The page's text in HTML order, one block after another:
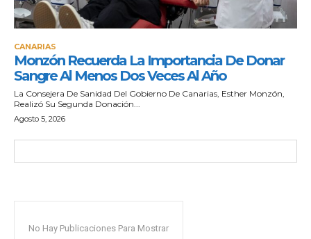
CANARIAS
Monzón Recuerda La Importancia De Donar
Sangre Al Menos Dos Veces Al Año
La Consejera De Sanidad Del Gobierno De Canarias, Esther Monzón,
Realizó Su Segunda Donación...
Agosto 5, 2026
No Hay Publicaciones Para Mostrar